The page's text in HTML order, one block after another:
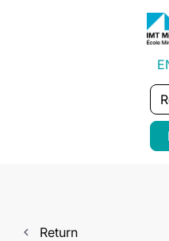
navigate_before Return